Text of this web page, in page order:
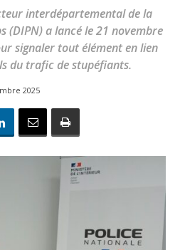
interdépartemental de la
(DIPN) a lancé le 21 novembre
signaler tout élément en lien
du trafic de stupéfiants.
2025